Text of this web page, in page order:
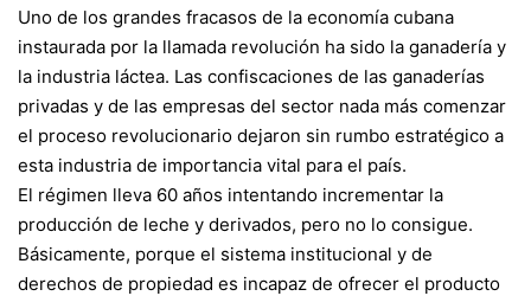
Uno de los grandes fracasos de la economía cubana
instaurada por la llamada revolución ha sido la ganadería y
la industria láctea. Las confiscaciones de las ganaderías
privadas y de las empresas del sector nada más comenzar
el proceso revolucionario dejaron sin rumbo estratégico a
esta industria de importancia vital para el país.
El régimen lleva 60 años intentando incrementar la
producción de leche y derivados, pero no lo consigue.
Básicamente, porque el sistema institucional y de
derechos de propiedad es incapaz de ofrecer el producto